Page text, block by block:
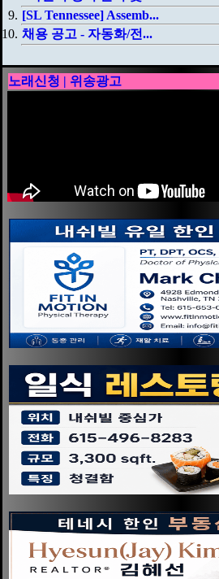
[SL Tennessee] Assemb...
채용 공고 - 자동화/전...
노래신청 | 위송광고